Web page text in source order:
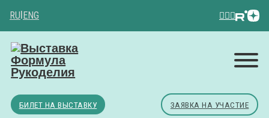
RU ENG
БИЛЕТ НА ВЫСТАВКУ ЗАЯВКА НА УЧАСТИЕ